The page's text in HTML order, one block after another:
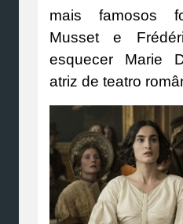
mais famosos
Musset e
esquecer Marie
atriz de teatro